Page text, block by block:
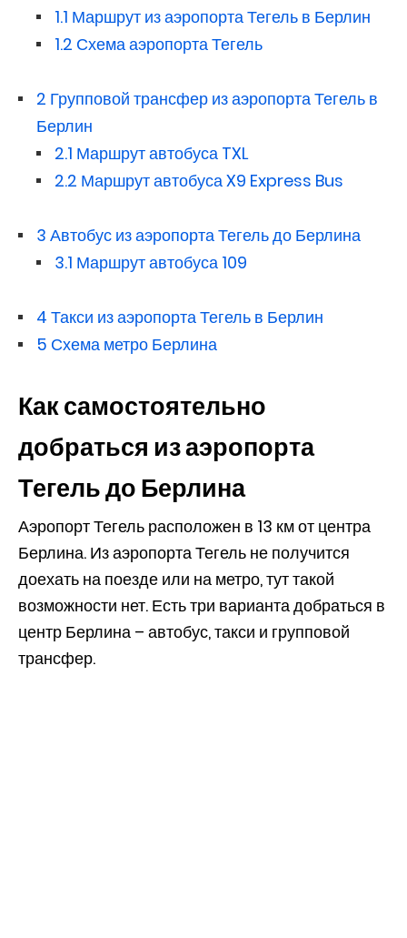
1.1 Маршрут из аэропорта Тегель в Берлин
1.2 Схема аэропорта Тегель
2 Групповой трансфер из аэропорта Тегель в
Берлин
2.1 Маршрут автобуса TXL
2.2 Маршрут автобуса X9 Express Bus
3 Автобус из аэропорта Тегель до Берлина
3.1 Маршрут автобуса 109
4 Такси из аэропорта Тегель в Берлин
5 Схема метро Берлина
Как самостоятельно
добраться из аэропорта
Тегель до Берлина
Аэропорт Тегель расположен в 13 км от центра
Берлина. Из аэропорта Тегель не получится
доехать на поезде или на метро, тут такой
возможности нет. Есть три варианта добраться в
центр Берлина – автобус, такси и групповой
трансфер.